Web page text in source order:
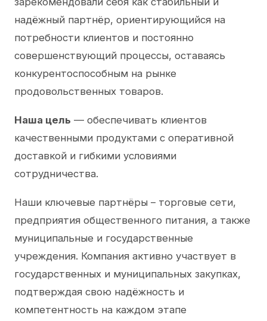
надёжный партнёр, ориентирующийся на
потребности клиентов и постоянно
совершенствующий процессы, оставаясь
конкурентоспособным на рынке
продовольственных товаров.
Наша цель — обеспечивать клиентов
качественными продуктами с оперативной
доставкой и гибкими условиями
сотрудничества.
Наши ключевые партнёры – торговые сети,
предприятия общественного питания, а также
муниципальные и государственные
учреждения. Компания активно участвует в
государственных и муниципальных закупках,
подтверждая свою надёжность и
компетентность на каждом этапе